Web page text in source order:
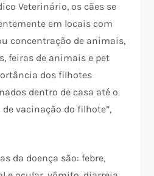
Veterinário, os cães se
em locais com
concentração de animais,
feiras de animais e pet
dos filhotes
dentro de casa até o
vacinação do filhote”,
da doença são: febre,